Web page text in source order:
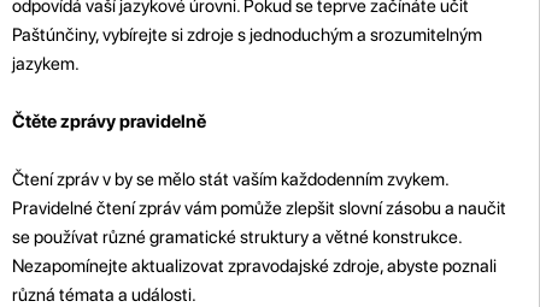
odpovídá vaší jazykové úrovni. Pokud se teprve začínáte učit
Paštúnčiny, vybírejte si zdroje s jednoduchým a srozumitelným
jazykem.
Čtěte zprávy pravidelně
Čtení zpráv v by se mělo stát vaším každodenním zvykem.
Pravidelné čtení zpráv vám pomůže zlepšit slovní zásobu a naučit
se používat různé gramatické struktury a větné konstrukce.
Nezapomínejte aktualizovat zpravodajské zdroje, abyste poznali
různá témata a události.